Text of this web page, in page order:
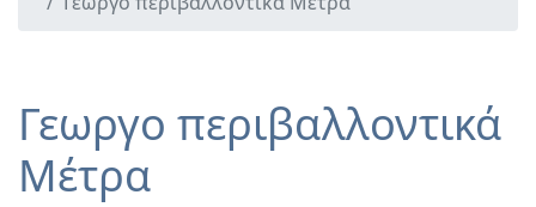
Γεωργο περιβαλλοντικά
Μέτρα